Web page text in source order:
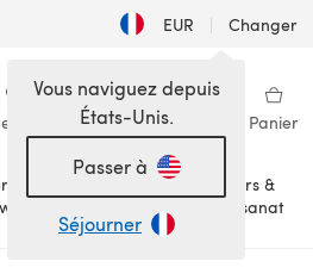
EUR | Changer
souhaits Ma bibliothèque Panier
&
Loisirs &
Artisanat
Vous naviguez depuis
États-Unis.
Passer à
Séjourner